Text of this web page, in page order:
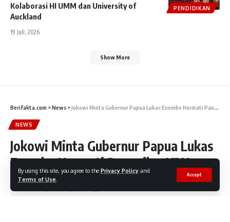
By using this site, you agree to the Privacy Policy and
Terms of Use
Accept
PENDIDIKAN
Kolaborasi HI UMM dan University of
Auckland
19 Juli, 2026
Show More
Berifakta.com >News >Jokowi Minta Gubernur Papua Lukas Enembe Hormati Panggilan KPK
NEWS
Jokowi Minta Gubernur Papua Lukas
Enembe Hormati Panggilan KPK